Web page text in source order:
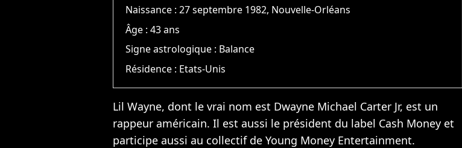
Naissance :27 septembre 1982, Nouvelle-Orléans
Âge :43 ans
Signe astrologique : Balance
Résidence : Etats-Unis
Lil Wayne, dont le vrai nom est Dwayne Michael Carter Jr, est un
rappeur américain. Il est aussi le président du label Cash Money et
participe aussi au collectif de Young Money Entertainment.